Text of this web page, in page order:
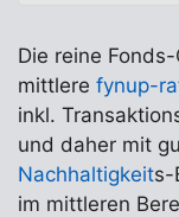
Die reine
mittlere fynup-
inkl.
und daher mit
Nachhaltigkeits-
im mittleren